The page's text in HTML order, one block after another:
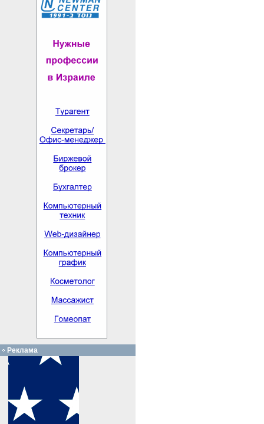
Реклама